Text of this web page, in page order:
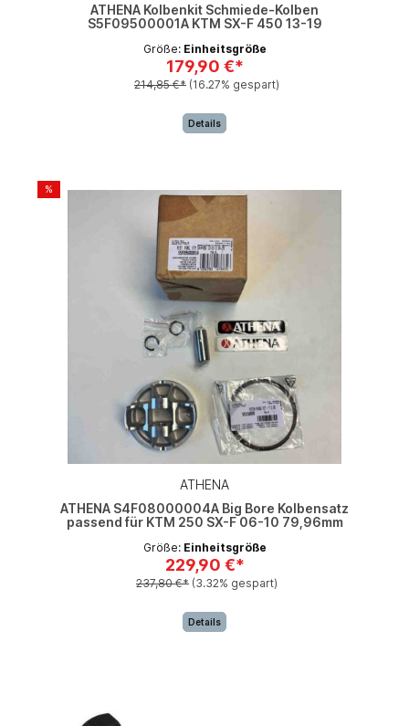
ATHENA Kolbenkit Schmiede-Kolben
S5F09500001A KTM SX-F 450 13-19
Größe: Einheitsgröße
179,90 €*
214,85 €* (16.27% gespart)
Details
%
ATHENA
ATHENA S4F08000004A Big Bore Kolbensatz
passend für KTM 250 SX-F 06-10 79,96mm
Größe: Einheitsgröße
229,90 €*
237,80 €* (3.32% gespart)
Details